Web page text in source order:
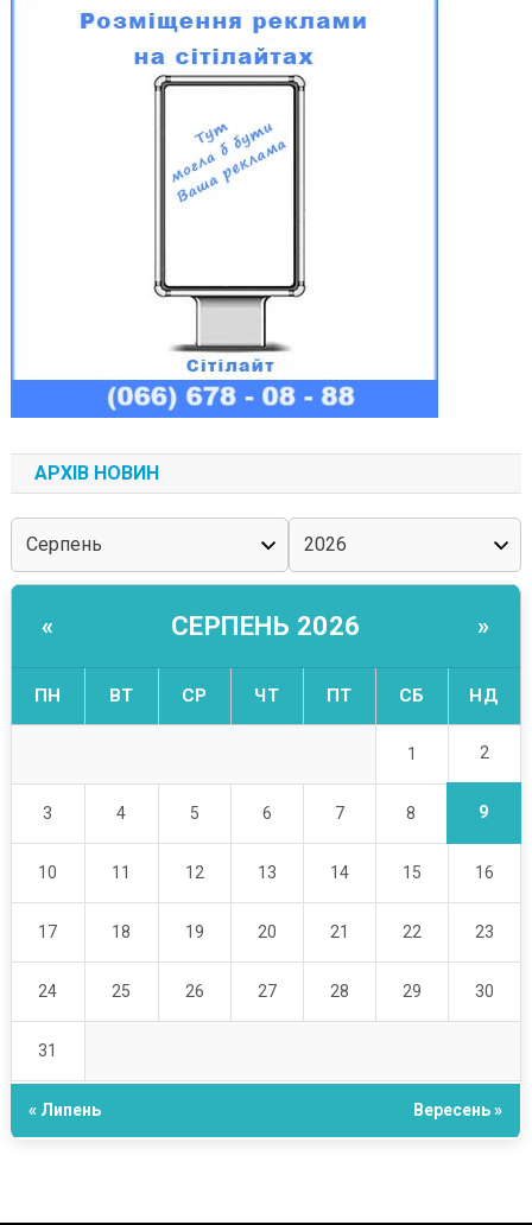
АРХІВ НОВИН
« СЕРПЕНЬ 2026 »
ПН ВТ СР ЧТ ПТ СБ НД
1 2
3 4 5 6 7 8 9
10 11 12 13 14 15 16
17 18 19 20 21 22 23
24 25 26 27 28 29 30
31
« Липень Вересень »